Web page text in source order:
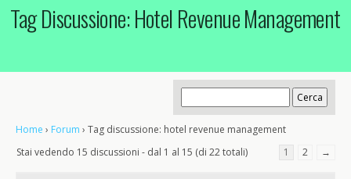
Tag Discussione: Hotel Revenue Management
Home › Forum › Tag discussione: hotel revenue management
Stai vedendo 15 discussioni - dal 1 al 15 (di 22 totali)
1 2 →